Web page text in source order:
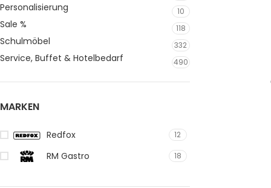
Personalisierung 10
Sale % 118
Schulmöbel 332
Service, Buffet & Hotelbedarf 490
MARKEN
Redfox 12
RM Gastro 18